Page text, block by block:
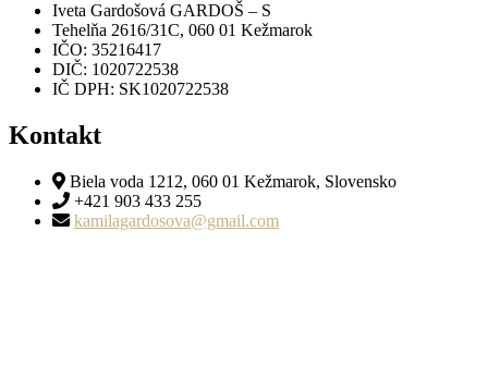
Iveta Gardošová GARDOŠ – S
Tehelňa 2616/31C, 060 01 Kežmarok
IČO: 35216417
DIČ: 1020722538
IČ DPH: SK1020722538
Kontakt
Biela voda 1212, 060 01 Kežmarok, Slovensko
+421 903 433 255
kamilagardosova@gmail.com